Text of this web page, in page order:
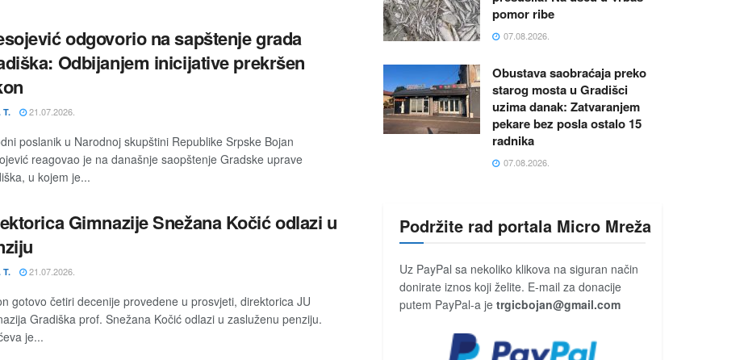
odgovorio na sapštenje grada
Odbijanjem inicijative prekršen
T. 21.07.2026.
poslanik u Narodnoj skupštini Republike Srpske Bojan
reagovao je na današnje saopštenje Gradske uprave
u kojem je...
Gimnazije Snežana Kočić odlazi u
T. 21.07.2026.
gotovo četiri decenije provedene u prosvjeti, direktorica JU
Gradiška prof. Snežana Kočić odlazi u zasluženu penziju.
je...
pomor ribe
07.08.2026.
Obustava saobraćaja preko
starog mosta u Gradišci
uzima danak: Zatvaranjem
pekare bez posla ostalo 15
radnika
07.08.2026.
Podržite rad portala Micro Mreža
Uz PayPal sa nekoliko klikova na siguran način
donirate iznos koji želite. E-mail za donacije
putem PayPal-a je trgicbojan@gmail.com